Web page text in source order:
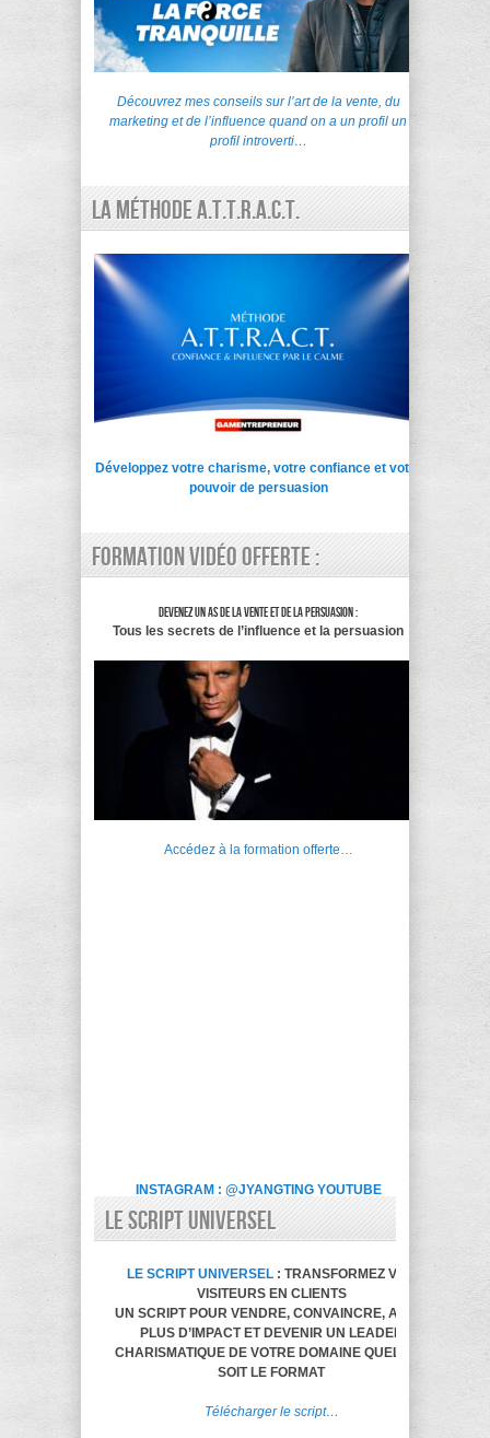
Découvrez mes conseils sur l’art de la vente, du
marketing et de l’influence quand on a un profil un
profil introverti…
La Méthode A.T.T.R.A.C.T.
Développez votre charisme, votre confiance et votre
pouvoir de persuasion
Formation vidéo offerte :
Devenez un as de la vente et de la persuasion :
Tous les secrets de l’influence et la persuasion
Accédez à la formation offerte…
INSTAGRAM : @JYANGTING YOUTUBE
LE SCRIPT UNIVERSEL
LE SCRIPT UNIVERSEL : TRANSFORMEZ VOS
VISITEURS EN CLIENTS
UN SCRIPT POUR VENDRE, CONVAINCRE, AVOIR
PLUS D’IMPACT ET DEVENIR UN LEADER
CHARISMATIQUE DE VOTRE DOMAINE QUELQUE
SOIT LE FORMAT
Télécharger le script…